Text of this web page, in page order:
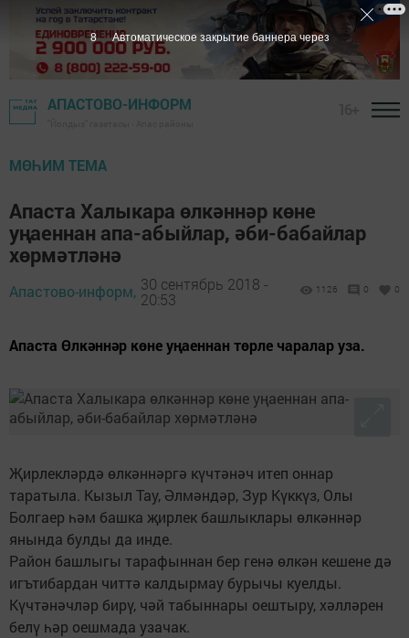
АПАСТОВО-ИНФОРМ
МӨҺИМ ТЕМА
Апаста Халыкара өлкәннәр көне
уңаеннан апа-абыйлар, әби-бабайлар
хөрмәтләнә
Апастово-информ, 30 сентябрь 2018 -
20:53
1126 0 0
Апаста Өлкәннәр көне уңаеннан төрле чаралар уза.
Җирлекләрдә өлкәннәргә күчтәнәч итеп оннар
таратыла. Кызыл Тау, Әлмәндәр, Зур Күккүз, Олы
Болгаер һәм башка җирлек башлыклары өлкәннәр
янында булды да инде.
Район башлыгы тарафыннан бер генә өлкән кешене дә
игътибардан читтә калдырмау бурычы куелды.
Күчтәнәчләр бирү, чәй табыннары оештыру, хәлләрен
белү һәр оешмада узачак.
7 Автоматическое закрытие баннера через